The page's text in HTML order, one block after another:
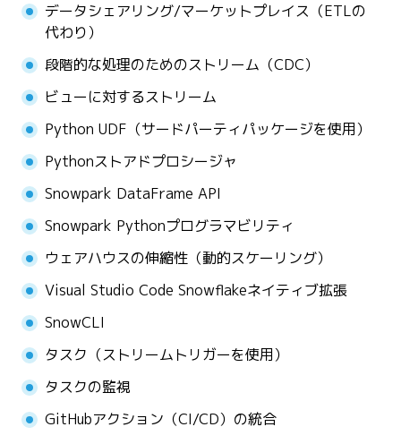
データシェアリング/マーケットプレイス（ETLの
代わり）
段階的な処理のためのストリーム（CDC）
ビューに対するストリーム
Python UDF（サードパーティパッケージを使用）
Pythonストアドプロシージャ
Snowpark DataFrame API
Snowpark Pythonプログラマビリティ
ウェアハウスの伸縮性（動的スケーリング）
Visual Studio Code Snowflakeネイティブ拡張
SnowCLI
タスク（ストリームトリガーを使用）
タスクの監視
GitHubアクション（CI/CD）の統合